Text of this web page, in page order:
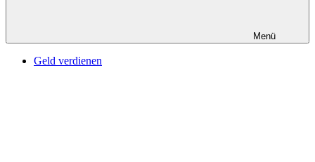
Menü
Geld verdienen